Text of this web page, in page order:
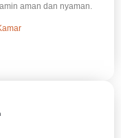
aman dan nyaman.